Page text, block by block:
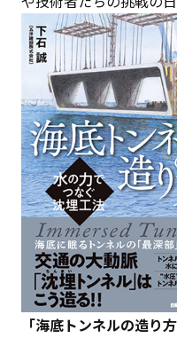
「海底トンネルの造り